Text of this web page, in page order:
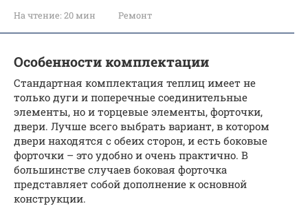
На чтение: 20 мин Ремонт
Особенности комплектации
Стандартная комплектация теплиц имеет не
только дуги и поперечные соединительные
элементы, но и торцевые элементы, форточки,
двери. Лучше всего выбрать вариант, в котором
двери находятся с обеих сторон, и есть боковые
форточки – это удобно и очень практично. В
большинстве случаев боковая форточка
представляет собой дополнение к основной
конструкции.